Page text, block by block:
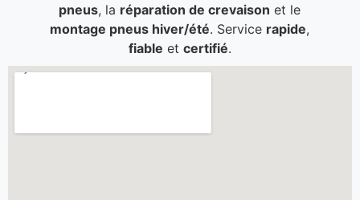
pneus, la réparation de crevaison et le
montage pneus hiver/été. Service rapide,
fiable et certifié.